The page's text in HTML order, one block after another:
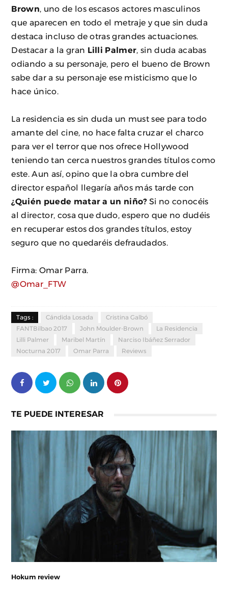
Brown , uno de los escasos actores masculinos
que aparecen en todo el metraje y que sin duda
destaca incluso de otras grandes actuaciones.
Destacar a la gran Lilli Palmer , sin duda acabas
odiando a su personaje, pero el bueno de Brown
sabe dar a su personaje ese misticismo que lo
hace único.
La residencia es sin duda un must see para todo
amante del cine, no hace falta cruzar el charco
para ver el terror que nos ofrece Hollywood
teniendo tan cerca nuestros grandes títulos como
este. Aun así, opino que la obra cumbre del
director español llegaría años más tarde con
¿Quién puede matar a un niño?Si no conocéis
al director, cosa que dudo, espero que no dudéis
en recuperar estos dos grandes títulos, estoy
seguro que no quedaréis defraudados.
Firma: Omar Parra.
@Omar_FTW
Tags : Cándida Losada
Cristina Galbó
FANTBilbao 2017
John Moulder-Brown
La Residencia
Lilli Palmer
Maribel Martín
Narciso Ibáñez Serrador
Nocturna 2017
Omar Parra Reviews
TE PUEDE INTERESAR
Hokum review